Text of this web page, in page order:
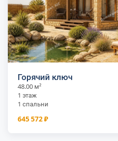
Горячий ключ
48.00 м²
1 этаж
1 спальни
645 572 ₽